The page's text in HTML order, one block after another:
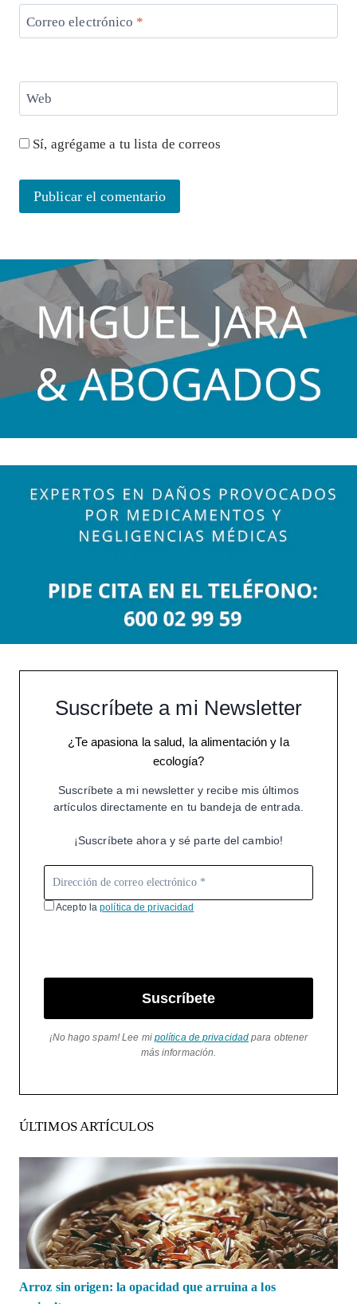
Correo electrónico *
Web
Sí, agrégame a tu lista de correos
Suscríbete a mi Newsletter
¿Te apasiona la salud, la alimentación y la
ecología?
Suscríbete a mi newsletter y recibe mis últimos
artículos directamente en tu bandeja de entrada.
¡Suscríbete ahora y sé parte del cambio!
Acepto lapolítica de privacidad
Suscríbete
¡No hago spam! Lee mi política de privacidad para obtener
más información.
ÚLTIMOS ARTÍCULOS
Arroz sin origen: la opacidad que arruina a los